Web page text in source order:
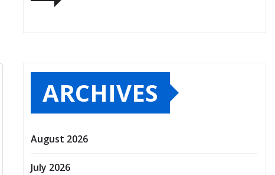
ARCHIVES
August 2026
July 2026